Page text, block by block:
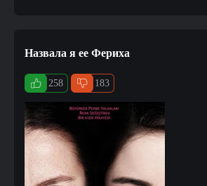
Назвала я ее Фериха
258 183